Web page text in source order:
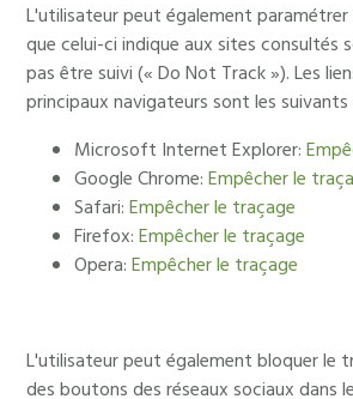
L'utilisateur peut également
que celui-ci indique aux sites consultés
pas être suivi (« Do Not Track »). Les
principaux navigateurs sont les suivants
Microsoft Internet Explorer:
Google Chrome:Empêcher le
Safari:Empêcher le traçage
Firefox:Empêcher le traçage
Opera:Empêcher le traçage
L'utilisateur peut également bloquer le
des boutons des réseaux sociaux dans